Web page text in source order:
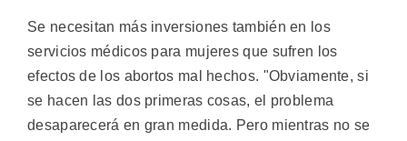
Se necesitan más inversiones también en los
servicios médicos para mujeres que sufren los
efectos de los abortos mal hechos. "Obviamente, si
se hacen las dos primeras cosas, el problema
desaparecerá en gran medida. Pero mientras no se